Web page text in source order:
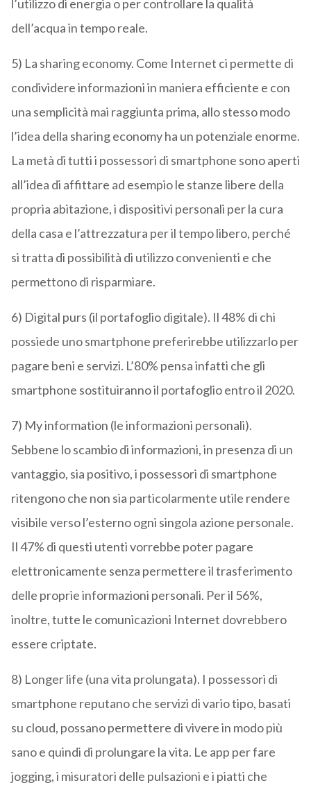
l’utilizzo di energia o per controllare la qualità
dell’acqua in tempo reale.
5) La sharing economy. Come Internet ci permette di
condividere informazioni in maniera efficiente e con
una semplicità mai raggiunta prima, allo stesso modo
l’idea della sharing economy ha un potenziale enorme.
La metà di tutti i possessori di smartphone sono aperti
all’idea di affittare ad esempio le stanze libere della
propria abitazione, i dispositivi personali per la cura
della casa e l’attrezzatura per il tempo libero, perché
si tratta di possibilità di utilizzo convenienti e che
permettono di risparmiare.
6) Digital purs (il portafoglio digitale). Il 48% di chi
possiede uno smartphone preferirebbe utilizzarlo per
pagare beni e servizi. L’80% pensa infatti che gli
smartphone sostituiranno il portafoglio entro il 2020.
7) My information (le informazioni personali).
Sebbene lo scambio di informazioni, in presenza di un
vantaggio, sia positivo, i possessori di smartphone
ritengono che non sia particolarmente utile rendere
visibile verso l’esterno ogni singola azione personale.
Il 47% di questi utenti vorrebbe poter pagare
elettronicamente senza permettere il trasferimento
delle proprie informazioni personali. Per il 56%,
inoltre, tutte le comunicazioni Internet dovrebbero
essere criptate.
8) Longer life (una vita prolungata). I possessori di
smartphone reputano che servizi di vario tipo, basati
su cloud, possano permettere di vivere in modo più
sano e quindi di prolungare la vita. Le app per fare
jogging, i misuratori delle pulsazioni e i piatti che